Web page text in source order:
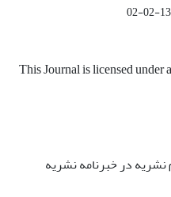
This Journal is licensed under a
نشریه در خبرنامه نشریه